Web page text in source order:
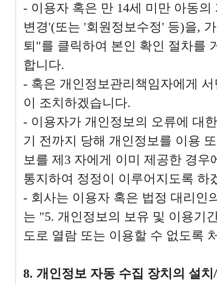
- 이용자 혹은 만 14세 미만 아동
변경'(또는 '회원정보수정' 등)을,
퇴"를 클릭하여 본인 확인 절차를
합니다.
- 혹은 개인정보관리책임자에게
이 조치하겠습니다.
- 이용자가 개인정보의 오류에 대
기 전까지 당해 개인정보를 이용
보를 제3 자에게 이미 제공한 경
통지하여 정정이 이루어지도록 하
- 회사는 이용자 혹은 법정 대리인
는 "5. 개인정보의 보유 및 이용기
도로 열람 또는 이용할 수 없도록
8. 개인정보 자동 수집 장치의 설